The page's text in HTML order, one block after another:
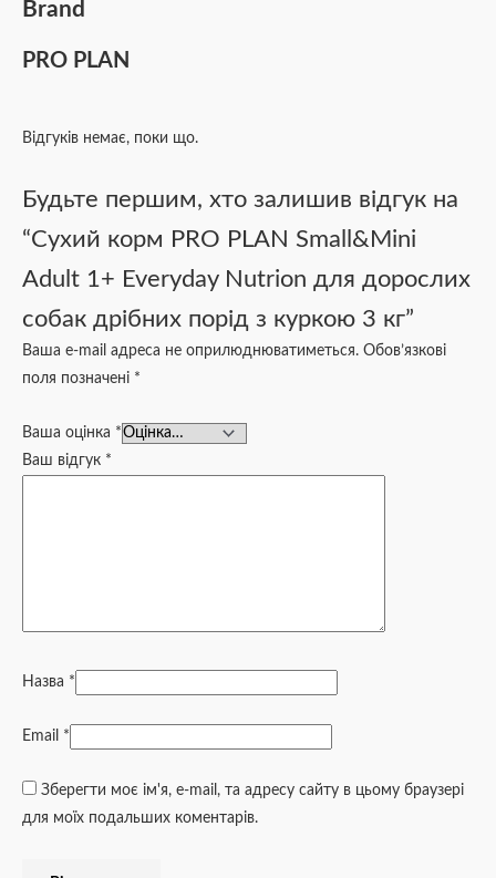
Brand
PRO PLAN
Відгуків немає, поки що.
Будьте першим, хто залишив відгук на
“Сухий корм PRO PLAN Small&Mini
Adult 1+ Everyday Nutrion для дорослих
собак дрібних порід з куркою 3 кг”
Ваша e-mail адреса не оприлюднюватиметься. Обов’язкові
поля позначені *
Ваша оцінка *
Ваш відгук *
Назва *
Email *
Зберегти моє ім'я, e-mail, та адресу сайту в цьому браузері
для моїх подальших коментарів.